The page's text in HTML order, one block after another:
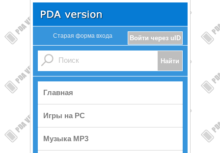
Войти через uID
Старая форма входа
Главная
Игры на PC
Музыка MP3